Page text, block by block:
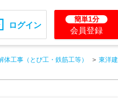
ログイン
簡単1分
会員登録
体工事（とび工・鉄筋工等）
東洋建